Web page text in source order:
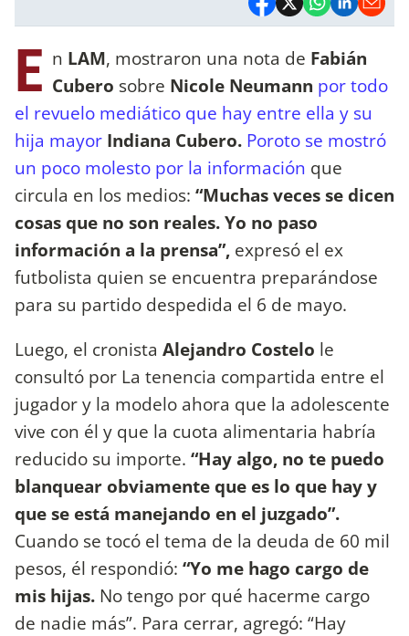
E n LAM, mostraron una nota de Fabián
Cubero sobre Nicole Neumann por todo
el revuelo mediático que hay entre ella y su
hija mayor Indiana Cubero. Poroto se mostró
un poco molesto por la información que
circula en los medios: “Muchas veces se dicen
cosas que no son reales. Yo no paso
información a la prensa”, expresó el ex
futbolista quien se encuentra preparándose
para su partido despedida el 6 de mayo.
Luego, el cronista Alejandro Costelo le
consultó por La tenencia compartida entre el
jugador y la modelo ahora que la adolescente
vive con él y que la cuota alimentaria habría
reducido su importe. “Hay algo, no te puedo
blanquear obviamente que es lo que hay y
que se está manejando en el juzgado”.
Cuando se tocó el tema de la deuda de 60 mil
pesos, él respondió: “Yo me hago cargo de
mis hijas. No tengo por qué hacerme cargo
de nadie más”. Para cerrar, agregó: “Hay